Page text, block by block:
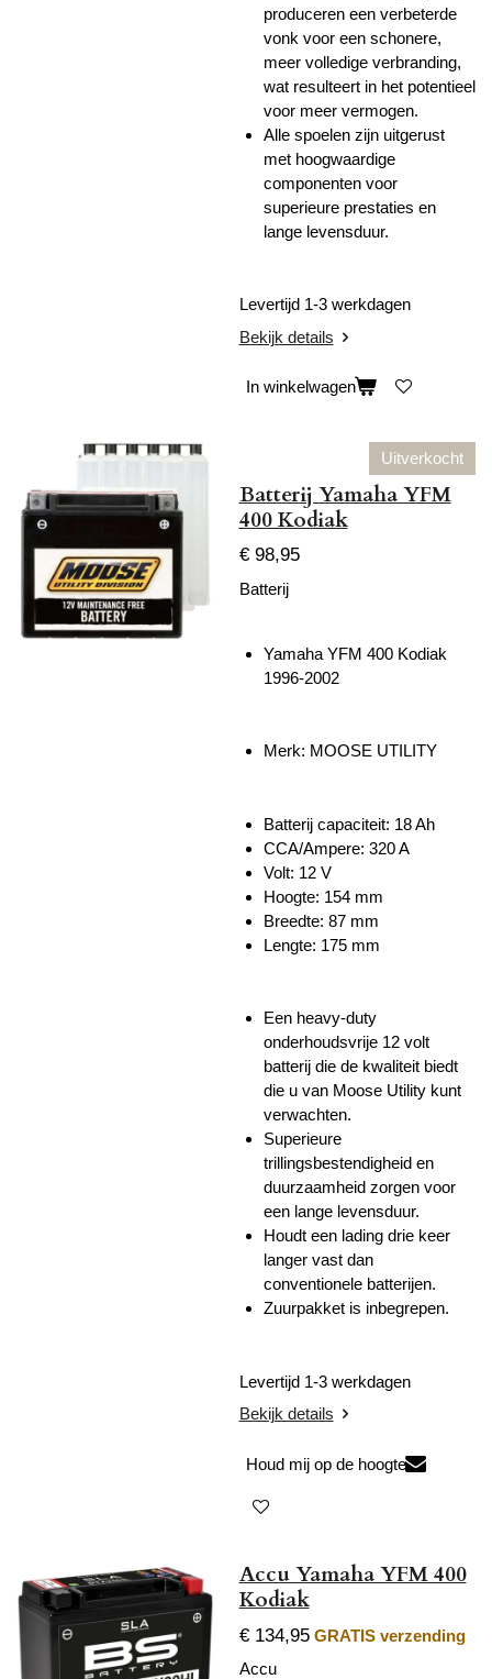
produceren een verbeterde
vonk voor een schonere,
meer volledige verbranding,
wat resulteert in het potentieel
voor meer vermogen.
Alle spoelen zijn uitgerust
met hoogwaardige
componenten voor
superieure prestaties en
lange levensduur.
Levertijd 1-3 werkdagen
Bekijk details
In winkelwagen
Uitverkocht
Batterij Yamaha YFM
400 Kodiak
€ 98,95
Batterij
Yamaha YFM 400 Kodiak
1996-2002
Merk: MOOSE UTILITY
Batterij capaciteit: 18 Ah
CCA/Ampere: 320 A
Volt: 12 V
Hoogte: 154 mm
Breedte: 87 mm
Lengte: 175 mm
Een heavy-duty
onderhoudsvrije 12 volt
batterij die de kwaliteit biedt
die u van Moose Utility kunt
verwachten.
Superieure
trillingsbestendigheid en
duurzaamheid zorgen voor
een lange levensduur.
Houdt een lading drie keer
langer vast dan
conventionele batterijen.
Zuurpakket is inbegrepen.
Levertijd 1-3 werkdagen
Bekijk details
Houd mij op de hoogte
Accu Yamaha YFM 400
Kodiak
€ 134,95 GRATIS verzending
Accu